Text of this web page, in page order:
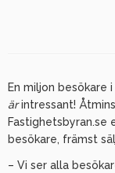
En miljon besökare
ärintressant!
Fastighetsbyran.se
besökare, främst
– Vi ser alla